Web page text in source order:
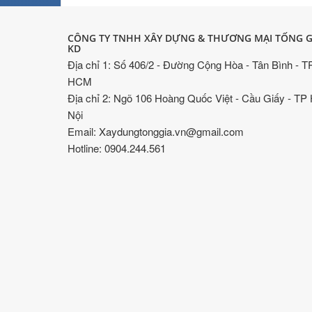
CÔNG TY TNHH XÂY DỰNG & THƯƠNG MẠI TỐNG
KD
Địa chỉ 1: Số 406/2 - Đường Cộng Hòa - Tân Bình -
HCM
Địa chỉ 2: Ngõ 106 Hoàng Quốc Việt - Cầu Giấy - TP
Nội
Email: Xaydungtonggia.vn@gmail.com
Hotline: 0904.244.561